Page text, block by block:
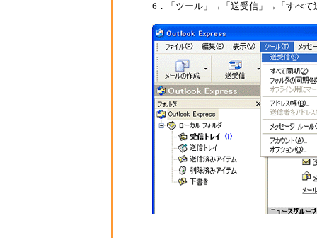
6．「ツール」→「送受信」→「すべて